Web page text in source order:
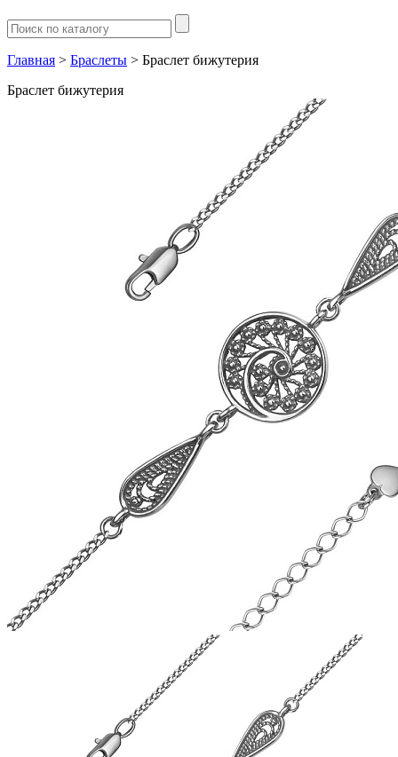
Главная > Браслеты > Браслет бижутерия
Браслет бижутерия